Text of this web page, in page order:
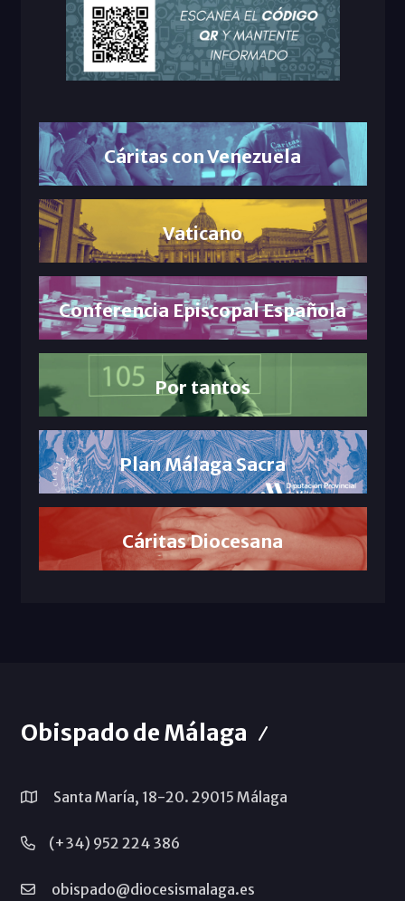
Cáritas con Venezuela
Vaticano
Conferencia Episcopal Española
Por tantos
Plan Málaga Sacra
Cáritas Diocesana
Obispado de Málaga
Santa María, 18-20. 29015 Málaga
(+34) 952 224 386
obispado@diocesismalaga.es